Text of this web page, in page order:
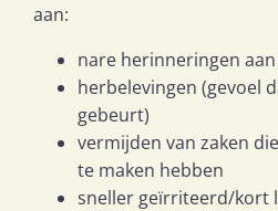
aan:
nare herinneringen
herbelevingen (gevoel
gebeurt)
vermijden van zaken
te maken hebben
sneller geïrriteerd/kort